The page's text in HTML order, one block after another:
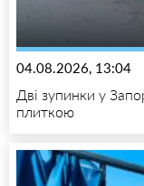
04.08.2026, 13:04
Дві зупинки у
плиткою